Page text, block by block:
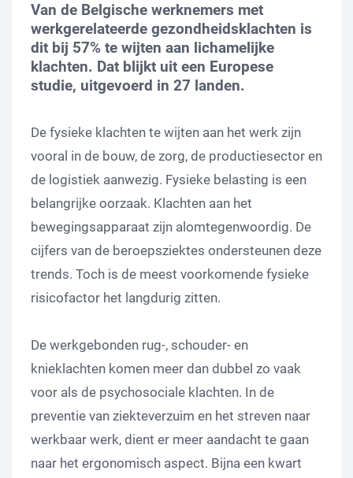
Van de Belgische werknemers met
werkgerelateerde gezondheidsklachten is
dit bij 57% te wijten aan lichamelijke
klachten. Dat blijkt uit een Europese
studie, uitgevoerd in 27 landen.
De fysieke klachten te wijten aan het werk zijn
vooral in de bouw, de zorg, de productiesector en
de logistiek aanwezig. Fysieke belasting is een
belangrijke oorzaak. Klachten aan het
bewegingsapparaat zijn alomtegenwoordig. De
cijfers van de beroepsziektes ondersteunen deze
trends. Toch is de meest voorkomende fysieke
risicofactor het langdurig zitten.
De werkgebonden rug-, schouder- en
knieklachten komen meer dan dubbel zo vaak
voor als de psychosociale klachten. In de
preventie van ziekteverzuim en het streven naar
werkbaar werk, dient er meer aandacht te gaan
naar het ergonomisch aspect. Bijna een kwart